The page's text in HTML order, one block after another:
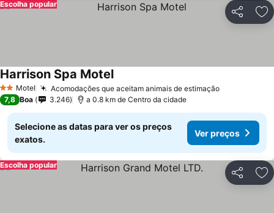
Partilhar
Escolha popular
2 Estrelas
Motel Acomodações que aceitam animais de estimação
Harrison Spa Motel
7,8 Boa 3.246 a 0.8 km de Centro da cidade
Selecione as datas para ver os preços
exatos.
Ver preços
Partilhar
Escolha popular